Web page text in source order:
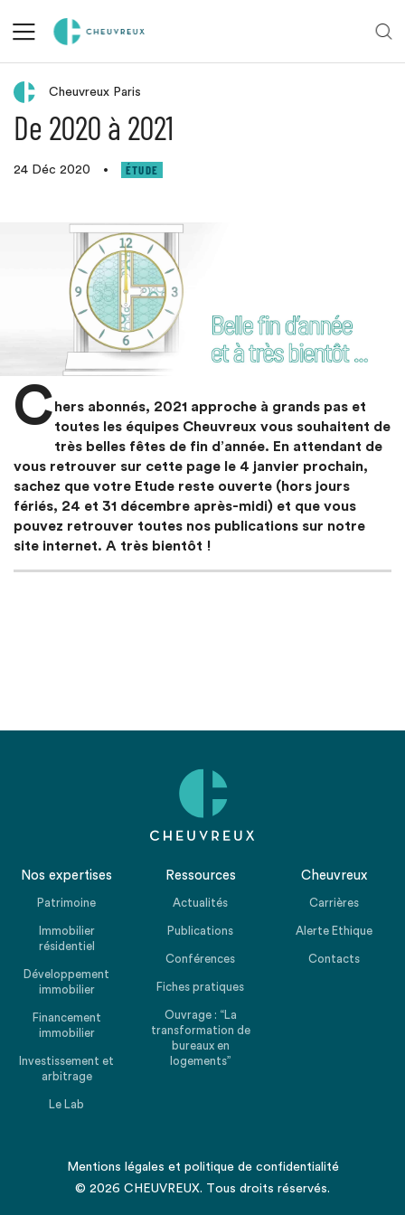
Retour aux actualités
Cheuvreux Paris
De 2020 à 2021
24 Déc 2020 • ÉTUDE
C hers abonnés, 2021 approche à grands pas et
toutes les équipes Cheuvreux vous souhaitent de
très belles fêtes de fin d’année. En attendant de
vous retrouver sur cette page le 4 janvier prochain,
sachez que votre Etude reste ouverte (hors jours
fériés, 24 et 31 décembre après-midi) et que vous
pouvez retrouver toutes nos publications sur notre
site internet. A très bientôt !
Nos expertises
Patrimoine
Immobilier
résidentiel
Développement
immobilier
Financement
immobilier
Investissement et
arbitrage
Le Lab
Ressources
Actualités
Publications
Conférences
Fiches pratiques
Ouvrage : “La
transformation de
bureaux en
logements”
Cheuvreux
Carrières
Alerte Ethique
Contacts
Mentions légales et politique de confidentialité
© 2026 CHEUVREUX. Tous droits réservés.